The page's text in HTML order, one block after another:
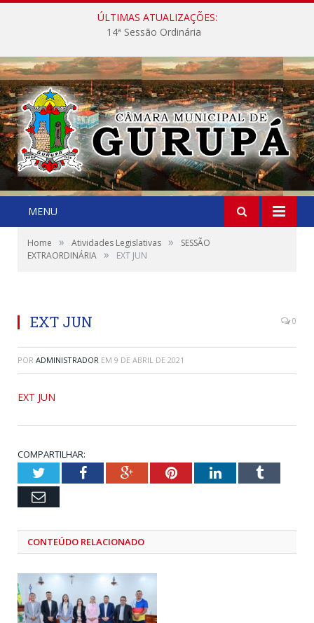
ÚLTIMAS ATUALIZAÇÕES:
14ª Sessão Ordinária
MENU
Home » Atividades Legislativas »
SESSÃO
EXTRAORDINÁRIA » EXT JUN
EXT JUN 0
POR ADMINISTRADOR EM 9 DE ABRIL DE 2021
EXT JUN
COMPARTILHAR:
TwitterFacebookGoogle+PinterestLinkedInTumblr
Email
CONTEÚDO RELACIONADO